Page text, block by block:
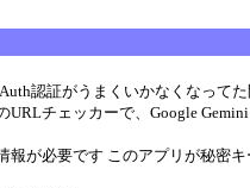
認証がうまくいかなくなって
URLチェッカーで、Google
報が必要です このアプリが秘密